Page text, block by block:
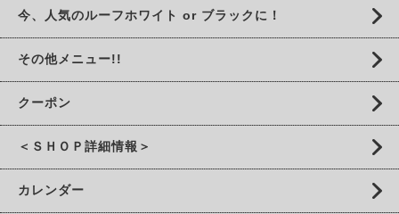
今、人気のルーフホワイト or ブラックに！
その他メニュー!!
クーポン
＜ＳＨＯＰ詳細情報＞
カレンダー